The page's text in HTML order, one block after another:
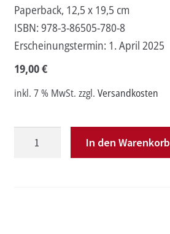
Paperback, 12,5 x 19,5 cm
ISBN: 978-3-86505-780-8
Erscheinungstermin: 1. April 2025
19,00€
inkl. 7 % MwSt. zzgl. Versandkosten
In den Warenkorb